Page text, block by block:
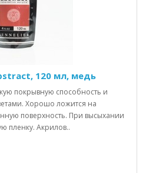
120 мл, медь
покрывную способность и
Хорошо ложится на
поверхность. При высыхании
пленку. Акрилов..